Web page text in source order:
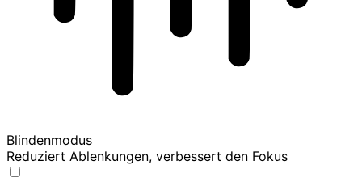
Blindenmodus
Reduziert Ablenkungen, verbessert den Fokus